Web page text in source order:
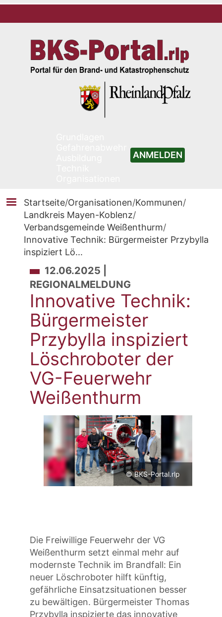
ANMELDEN
Startseite/Organisationen/Kommunen/
Landkreis Mayen-Koblenz/
Verbandsgemeinde Weißenthurm/
Innovative Technik: Bürgermeister Przybylla
inspiziert Lö...
Innovative Technik:
12.06.2025 |
REGIONALMELDUNG
Innovative Technik:
Bürgermeister
Przybylla inspiziert
Löschroboter der
VG-Feuerwehr
Weißenthurm
© BKS-Portal.rlp
Die Freiwillige Feuerwehr der VG
Weißenthurm setzt einmal mehr auf
modernste Technik im Brandfall: Ein
neuer Löschroboter hilft künftig,
gefährliche Einsatzsituationen besser
zu bewältigen. Bürgermeister Thomas
Przybylla inspizierte das innovative